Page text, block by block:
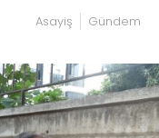
Asayiş Gündem